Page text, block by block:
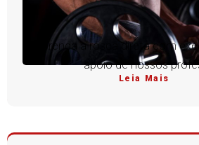
Aprenda a rosca direta com
apoio de nossos
Leia Mais